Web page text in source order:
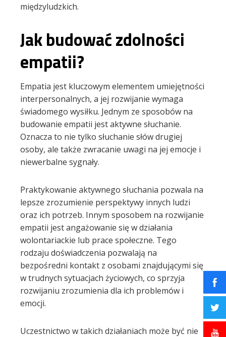
międzyludzkich.
Jak budować zdolności
empatii?
Empatia jest kluczowym elementem umiejętności
interpersonalnych, a jej rozwijanie wymaga
świadomego wysiłku. Jednym ze sposobów na
budowanie empatii jest aktywne słuchanie.
Oznacza to nie tylko słuchanie słów drugiej
osoby, ale także zwracanie uwagi na jej emocje i
niewerbalne sygnały.
Praktykowanie aktywnego słuchania pozwala na
lepsze zrozumienie perspektywy innych ludzi
oraz ich potrzeb. Innym sposobem na rozwijanie
empatii jest angażowanie się w działania
wolontariackie lub prace społeczne. Tego
rodzaju doświadczenia pozwalają na
bezpośredni kontakt z osobami znajdującymi się
w trudnych sytuacjach życiowych, co sprzyja
rozwijaniu zrozumienia dla ich problemów i
emocji.
Uczestnictwo w takich działaniach może być nie